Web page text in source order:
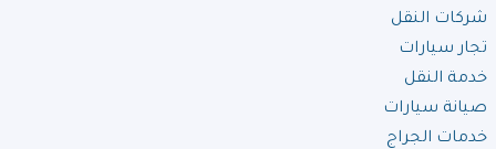
شركات النقل
تجار سيارات
خدمة النقل
صيانة سيارات
خدمات الجراج